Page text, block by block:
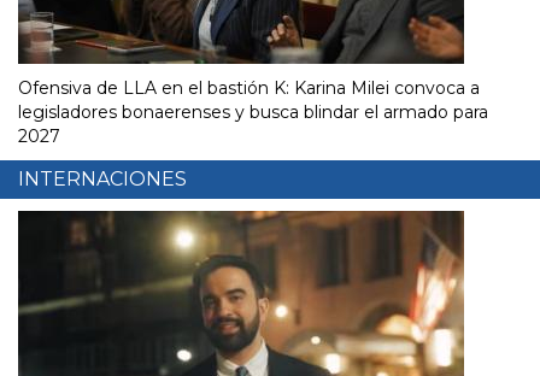
Ofensiva de LLA en el bastión K: Karina Milei convoca a
legisladores bonaerenses y busca blindar el armado para
2027
INTERNACIONES